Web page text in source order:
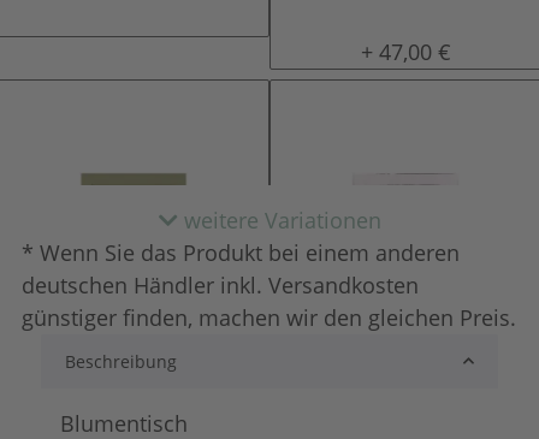
gewachst
+ 47,00 €
lackiert
+ 97,00 € shabby chic /
weitere Variationen
* Wenn Sie das Produkt bei einem anderen
deutschen Händler inkl. Versandkosten
günstiger finden, machen wir den gleichen Preis.
Beschreibung
Blumentisch